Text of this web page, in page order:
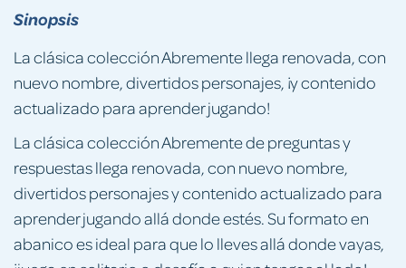
Sinopsis
La clásica colección Abremente llega renovada, con
nuevo nombre, divertidos personajes, ¡y contenido
actualizado para aprender jugando!
La clásica colección Abremente de preguntas y
respuestas llega renovada, con nuevo nombre,
divertidos personajes y contenido actualizado para
aprender jugando allá donde estés. Su formato en
abanico es ideal para que lo lleves allá donde vayas,